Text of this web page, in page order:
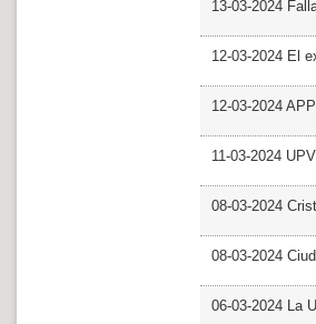
13-03-2024
12-03-2024 El
12-03-2024
11-03-2024
08-03-2024
08-03-2024
06-03-2024 La